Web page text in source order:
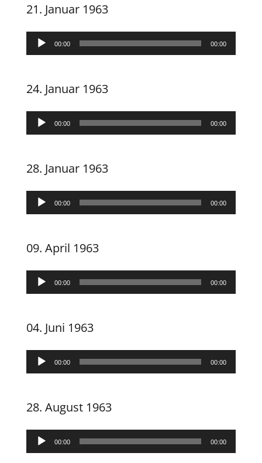
21. Januar 1963
Audio-00:00 00:00
24. Januar 1963
Audio-00:00 00:00
28. Januar 1963
Audio-00:00 00:00
09. April 1963
Audio-00:00 00:00
04. Juni 1963
Audio-00:00 00:00
28. August 1963
Audio-00:00 00:00